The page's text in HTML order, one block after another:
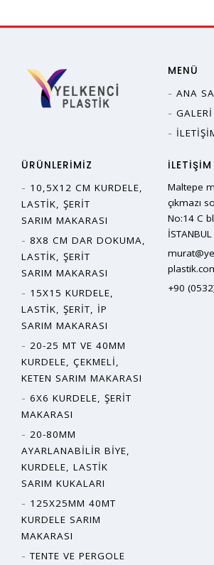
MENÜ
ANA
GALERI
ÜRÜNLERIMIZ
10,5X12 CM KURDELE,
LASTIK, ŞERIT
SARIM MAKARASI
8X8 CM DAR DOKUMA,
LASTIK, ŞERIT
SARIM MAKARASI
15X15 KURDELE,
LASTIK, ŞERIT, İP
SARIM MAKARASI
20-25 MT VE 40MM
KURDELE, ÇEKMELI,
KETEN SARIM MAKARASI
6X6 KURDELE, ŞERIT
MAKARASI
20-80MM
AYARLANABILIR BIYE,
KURDELE, LASTIK
SARIM KUKALARI
125X25MM 40MT
KURDELE SARIM
MAKARASI
TENTE VE PERGOLE
İLETIŞIM
Maltepe
çıkmazı
No:14 C
İSTANBUL
+90